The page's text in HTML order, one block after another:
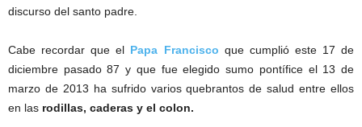
discurso del santo padre.
Cabe recordar que el Papa Francisco que cumplió este 17 de
diciembre pasado 87 y que fue elegido sumo pontífice el 13 de
marzo de 2013 ha sufrido varios quebrantos de salud entre ellos
en las rodillas, caderas y el colon.